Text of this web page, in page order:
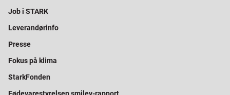
Job i STARK
Leverandørinfo
Presse
Fokus på klima
StarkFonden